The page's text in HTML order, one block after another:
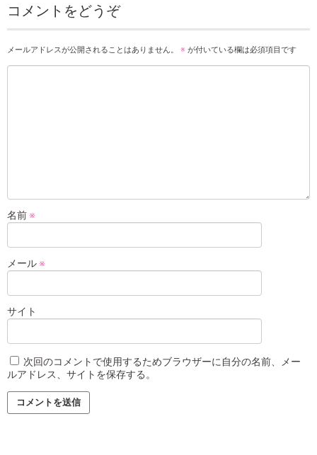
コメントをどうぞ
メールアドレスが公開されることはありません。 ※ が付いている欄は必須項目です
名前 ※
メール ※
サイト
次回のコメントで使用するためブラウザーに自分の名前、メー
ルアドレス、サイトを保存する。